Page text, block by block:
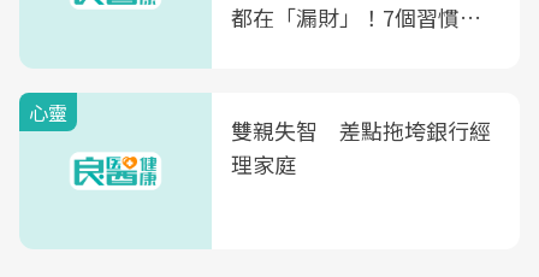
都在「漏財」！7個習慣一
心靈
雙親失智 差點拖垮銀行經
理家庭